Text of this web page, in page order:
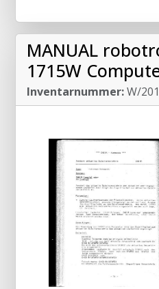
MANUAL
1715W
Inventarnummer:W/